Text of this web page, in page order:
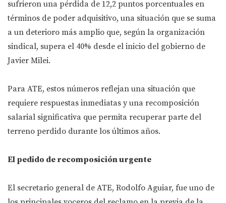
sufrieron una pérdida de 12,2 puntos porcentuales en
términos de poder adquisitivo, una situación que se suma
a un deterioro más amplio que, según la organización
sindical, supera el 40% desde el inicio del gobierno de
Javier Milei.
Para ATE, estos números reflejan una situación que
requiere respuestas inmediatas y una recomposición
salarial significativa que permita recuperar parte del
terreno perdido durante los últimos años.
El pedido de recomposición urgente
El secretario general de ATE, Rodolfo Aguiar, fue uno de